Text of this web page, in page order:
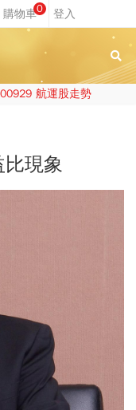
0
00929 航運股走勢
現象